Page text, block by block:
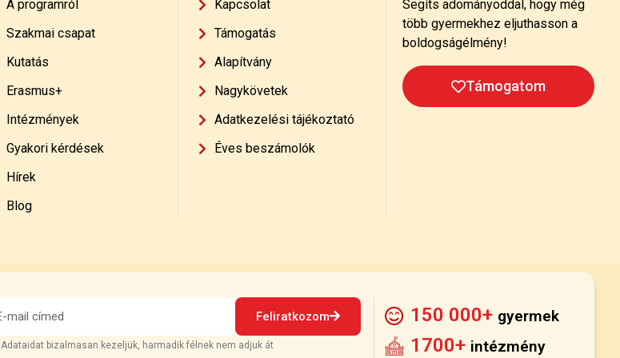
A programról
Szakmai csapat
Kutatás
Erasmus+
Intézmények
Gyakori kérdések
Hírek
Blog
Kapcsolat
Támogatás
Alapítvány
Nagykövetek
Adatkezelési tájékoztató
Éves beszámolók
Segíts adományoddal, hogy még
több gyermekhez eljuthasson a
boldogságélmény!
Támogatom
Feliratkozom
Adataidat bizalmasan kezeljük, harmadik félnek nem adjuk át
150 000+ gyermek
1700+ intézmény